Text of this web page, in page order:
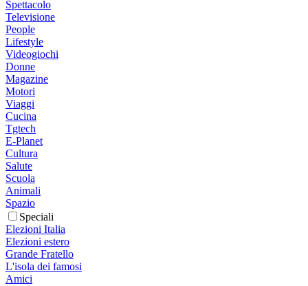
Spettacolo
Televisione
People
Lifestyle
Videogiochi
Donne
Magazine
Motori
Viaggi
Cucina
Tgtech
E-Planet
Cultura
Salute
Scuola
Animali
Spazio
Speciali
Elezioni Italia
Elezioni estero
Grande Fratello
L'isola dei famosi
Amici